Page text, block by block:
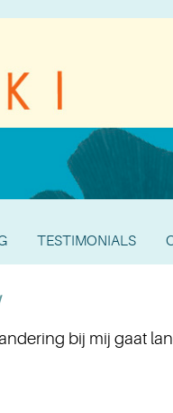
TESTIMONIALS
bij mij gaat